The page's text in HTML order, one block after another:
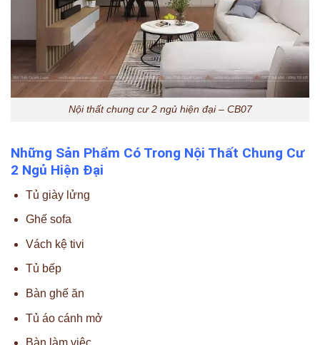
Nội thất chung cư 2 ngủ hiện đại – CB07
Những Sản Phẩm Có Trong Nội Thất Chung Cư
2 Ngủ Hiện Đại
Tủ giày lửng
Ghế sofa
Vách kệ tivi
Tủ bếp
Bàn ghế ăn
Tủ áo cánh mở